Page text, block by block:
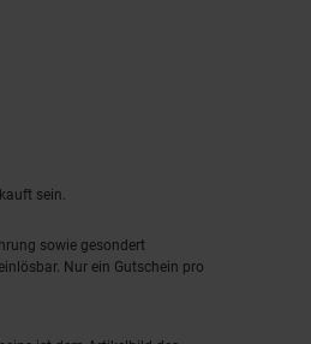
sein.
sowie gesondert
Nur ein Gutschein pro